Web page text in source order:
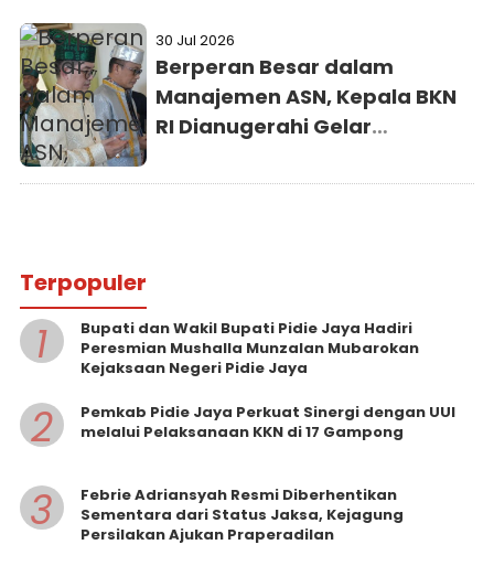
30 Jul 2026
Berperan Besar dalam
Manajemen ASN, Kepala BKN
RI Dianugerahi Gelar
Kesultanan Ternate
Terpopuler
1
Bupati dan Wakil Bupati Pidie Jaya Hadiri
Peresmian Mushalla Munzalan Mubarokan
Kejaksaan Negeri Pidie Jaya
2
Pemkab Pidie Jaya Perkuat Sinergi dengan UUI
melalui Pelaksanaan KKN di 17 Gampong
3
Febrie Adriansyah Resmi Diberhentikan
Sementara dari Status Jaksa, Kejagung
Persilakan Ajukan Praperadilan